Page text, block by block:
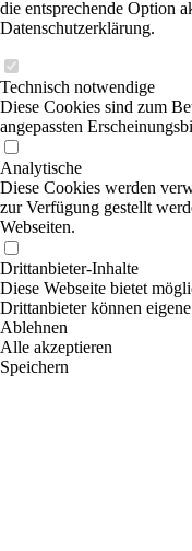
die entsprechende Option
Datenschutzerklärung.
Technisch notwendige
Diese Cookies sind zum
angepassten
Analytische
Diese Cookies werden
zur Verfügung gestellt
Webseiten.
Drittanbieter-Inhalte
Diese Webseite bietet
Drittanbieter können
Ablehnen
Alle akzeptieren
Speichern